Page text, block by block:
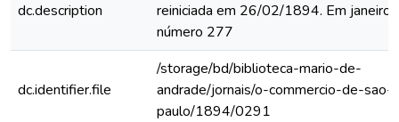
dc.description
reiniciada em 26/02/1894. Em janeiro
número 277
dc.identifier.file
/storage/bd/biblioteca-mario-de-
andrade/jornais/o-commercio-de-sao-
paulo/1894/0291